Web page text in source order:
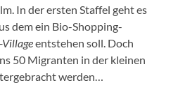
In der ersten Staffel geht es
dem ein Bio-Shopping-
Villageentstehen soll. Doch
50 Migranten in der kleinen
werden…